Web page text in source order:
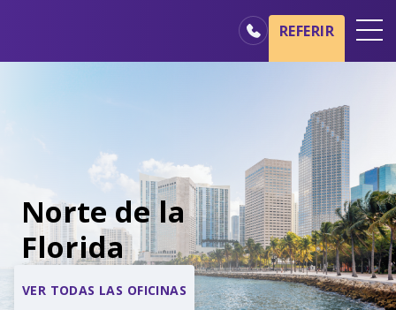
Profesionales médicos
Familiares y cuidadores
REFERIR
Norte de la
Florida
VER TODAS LAS OFICINAS